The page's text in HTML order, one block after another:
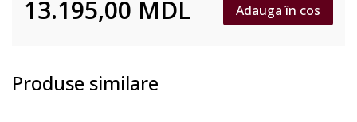
13.195,00 MDL Adauga în cos
Produse similare